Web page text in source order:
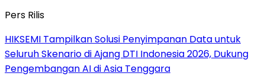
Pers Rilis
HIKSEMI Tampilkan Solusi Penyimpanan Data untuk
Seluruh Skenario di Ajang DTI Indonesia 2026, Dukung
Pengembangan AI di Asia Tenggara